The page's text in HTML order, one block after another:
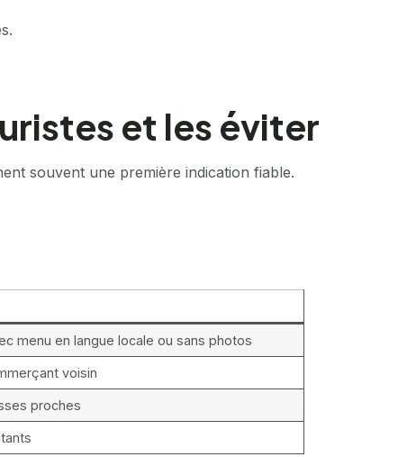
et les éviter
souvent une première indication fiable.
menu en langue locale ou sans photos
voisin
proches